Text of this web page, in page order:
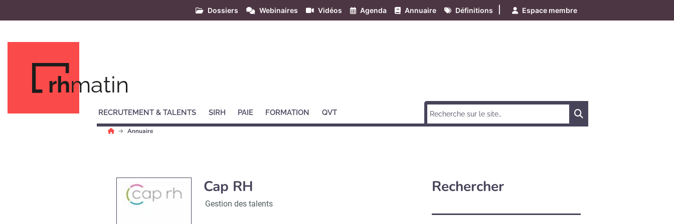
Dossiers Webinaires Vidéos Agenda Annuaire Définitions Espace membre
rhmatin
RECRUTEMENT & TALENTS SIRH PAIE FORMATION QVT
Annuaire
Cap RH
Gestion des talents
Rechercher